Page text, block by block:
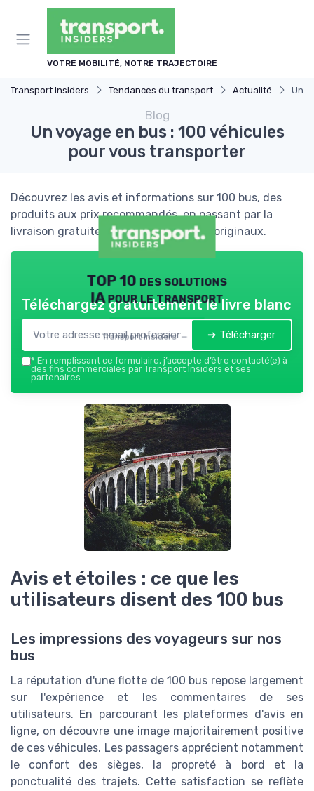
VOTRE MOBILITÉ, NOTRE TRAJECTOIRE
Transport Insiders Tendances du transport Actualité Un
Blog
Un voyage en bus : 100 véhicules
pour vous transporter
Découvrez les avis et informations sur 100 bus, des
produits aux prix recommandés, en passant par la
livraison gratuite et les commentaires originaux.
TOP 10 des solutions
IA pour le transport
Transport Insiders — 2026
Téléchargez gratuitement le livre blanc
➔ Télécharger
* En remplissant ce formulaire, j’accepte d’être contacté(e) à
des fins commerciales par Transport Insiders et ses
partenaires.
Avis et étoiles : ce que les
utilisateurs disent des 100 bus
Les impressions des voyageurs sur nos
bus
La réputation d'une flotte de 100 bus repose largement
sur l'expérience et les commentaires de ses
utilisateurs. En parcourant les plateformes d'avis en
ligne, on découvre une image majoritairement positive
de ces véhicules. Les passagers apprécient notamment
le confort des sièges, la propreté à bord et la
ponctualité des trajets. Cette satisfaction se reflète
Panneau de gestion des cookies